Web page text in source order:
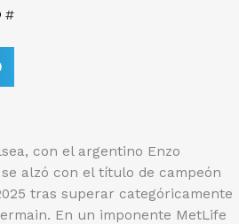
#
con el argentino Enzo
alzó con el título de campeón
tras superar categóricamente
En un imponente MetLife